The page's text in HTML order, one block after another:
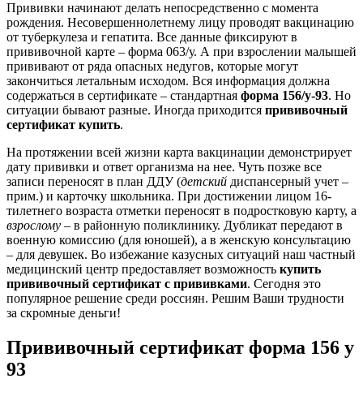
Прививки начинают делать непосредственно с момента
рождения. Несовершеннолетнему лицу проводят вакцинацию
от туберкулеза и гепатита. Все данные фиксируют в
прививочной карте – форма 063/у. А при взрослении малышей
прививают от ряда опасных недугов, которые могут
закончиться летальным исходом. Вся информация должна
содержаться в сертификате – стандартная форма 156/у-93. Но
ситуации бывают разные. Иногда приходится прививочный
сертификат купить.
На протяжении всей жизни карта вакцинации демонстрирует
дату прививки и ответ организма на нее. Чуть позже все
записи переносят в план ДДУ (детский диспансерный учет –
прим.) и карточку школьника. При достижении лицом 16-
тилетнего возраста отметки переносят в подростковую карту, а
взрослому – в районную поликлинику. Дубликат передают в
военную комиссию (для юношей), а в женскую консультацию
– для девушек. Во избежание казусных ситуаций наш частный
медицинский центр предоставляет возможность купить
прививочный сертификат с прививками. Сегодня это
популярное решение среди россиян. Решим Ваши трудности
за скромные деньги!
Прививочный сертификат форма 156 у
93